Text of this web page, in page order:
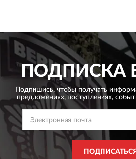
ПОДПИСКА
Подпишись, чтобы получать
предложениях, поступлениях,
ПОДПИСАТЬСЯ